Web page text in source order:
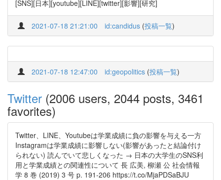
[SNS][日本][youtube][LINE][twitter][影響][研究]
2021-07-18 21:21:00 id:candidus (投稿一覧)
2021-07-18 12:47:00 id:geopolitics (投稿一覧)
Twitter (2006 users, 2044 posts, 3461
favorites)
Twitter、LINE、Youtubeは学業成績に負の影響を与える一方
Instagramは学業成績に影響しない(影響があったと結論付け
られない) 読んでいて悲しくなった → 日本の大学生のSNS利
用と学業成績との関連性について 長 広美, 柳瀬 公 社会情報
学 8 巻 (2019) 3 号 p. 191-206 https://t.co/MjaPDSaBJU